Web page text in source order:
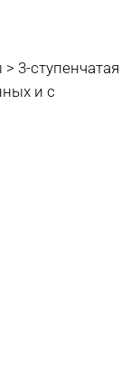
> 3-ступенчатая
и с